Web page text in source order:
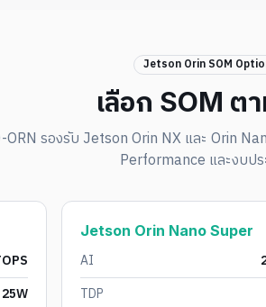
Jetson Orin SOM
เลือก SOM ต
รองรับ Jetson Orin NX และ Orin
Performance และงบป
Jetson Orin Nano Super
AI
TDP